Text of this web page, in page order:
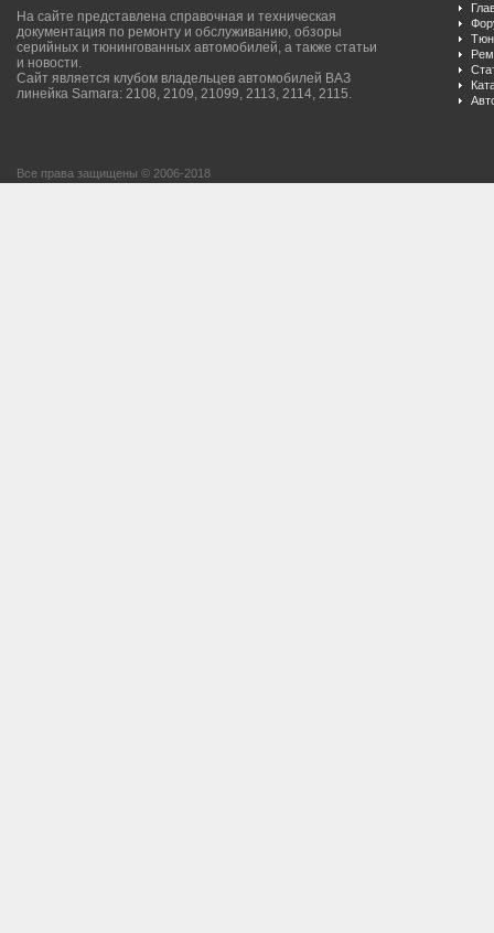
На сайте представлена справочная и техническая
документация по ремонту и обслуживанию, обзоры
серийных и тюнингованных автомобилей, а также статьи
и новости.
Сайт является клубом владельцев автомобилей ВАЗ
линейка Samara: 2108, 2109, 21099, 2113, 2114, 2115.
Все права защищены © 2006-2018